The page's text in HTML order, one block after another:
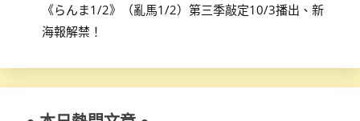
《らんま1/2》（亂馬1/2）第三季敲定10/3播出、新
海報解禁！